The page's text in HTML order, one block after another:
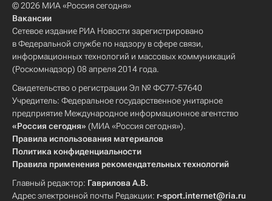
© 2026 МИА «Россия сегодня»
Вакансии
Сетевое издание РИА Новости зарегистрировано
в Федеральной службе по надзору в сфере связи,
информационных технологий и массовых коммуникаций
(Роскомнадзор) 08 апреля 2014 года.
Свидетельство о регистрации Эл № ФС77-57640
Учредитель: Федеральное государственное унитарное
предприятие Международное информационное агентство
«Россия сегодня» (МИА «Россия сегодня»).
Правила использования материалов
Политика конфиденциальности
Правила применения рекомендательных технологий
Главный редактор: Гаврилова А.В.
Адрес электронной почты Редакции: r-sport.internet@ria.ru